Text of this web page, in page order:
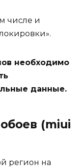
числе и
необходимо
данные.
(miui
регион на